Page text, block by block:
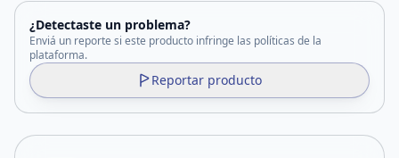
¿Detectaste un problema?
Enviá un reporte si este producto infringe las políticas de la
plataforma.
Reportar producto